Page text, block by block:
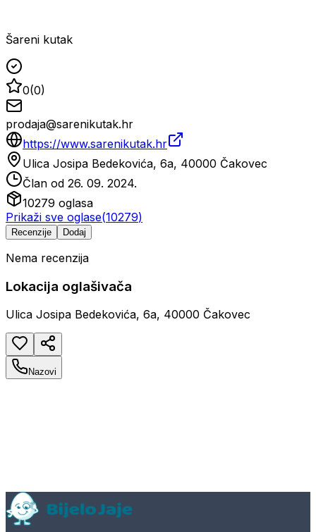
Šareni kutak
0(0)
prodaja@sarenikutak.hr
https://www.sarenikutak.hr
Ulica Josipa Bedekovića, 6a, 40000 Čakovec
Član od 26. 09. 2024.
10279 oglasa
Prikaži sve oglase(10279)
Recenzije Dodaj
Nema recenzija
Lokacija oglašivača
Ulica Josipa Bedekovića, 6a, 40000 Čakovec
Nazovi